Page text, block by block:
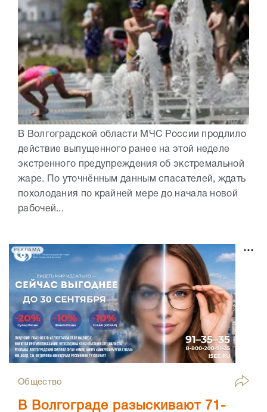
В Волгоградской области МЧС России продлило
действие выпущенного ранее на этой неделе
экстренного предупреждения об экстремальной
жаре. По уточнённым данным спасателей, ждать
похолодания по крайней мере до начала новой
рабочей...
РЕКЛАМА
Общество
В Волгограде разыскивают 71-